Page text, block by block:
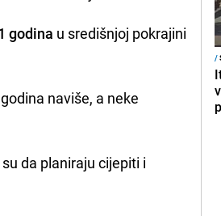
godina u središnjoj pokrajini
naviše, a neke
da planiraju cijepiti i
/